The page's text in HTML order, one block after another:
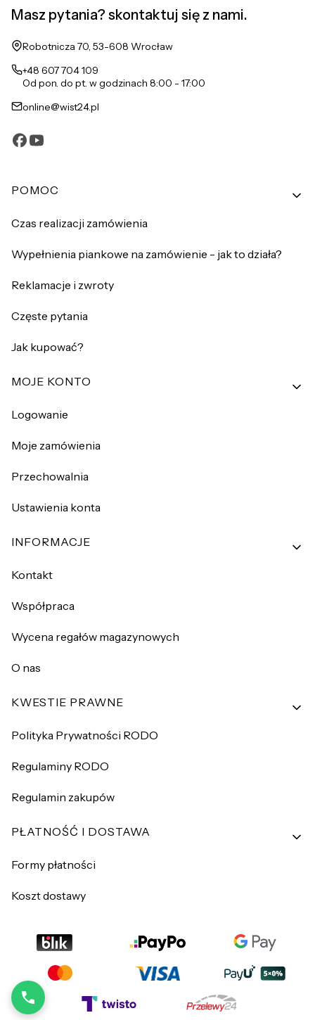
Masz pytania? skontaktuj się z nami.
Adres:
Robotnicza 70, 53-608 Wrocław
+48 607 704 109
Od pon. do pt. w godzinach 8:00 - 17:00
online@wist24.pl
Linki w stopce
POMOC
Czas realizacji zamówienia
Wypełnienia piankowe na zamówienie - jak to działa?
Reklamacje i zwroty
Częste pytania
Jak kupować?
MOJE KONTO
Logowanie
Moje zamówienia
Przechowalnia
Ustawienia konta
INFORMACJE
Kontakt
Współpraca
Wycena regałów magazynowych
O nas
KWESTIE PRAWNE
Polityka Prywatności RODO
Regulaminy RODO
Regulamin zakupów
PŁATNOŚĆ I DOSTAWA
Formy płatności
Koszt dostawy